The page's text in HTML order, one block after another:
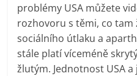
problémy USA můžete
rozhovoru s těmi, co
sociálního útlaku a
stále platí víceméně
žlutým. Jednotnost USA